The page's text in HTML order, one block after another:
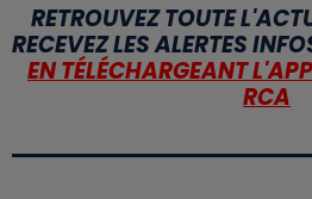
RETROUVEZ TOUTE
RECEVEZ LES ALERTES
EN TÉLÉCHARGEANT
RCA